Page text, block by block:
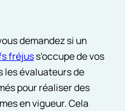
demandez si un
fréjuss'occupe de vos
les évaluateurs de
pour réaliser des
en vigueur. Cela